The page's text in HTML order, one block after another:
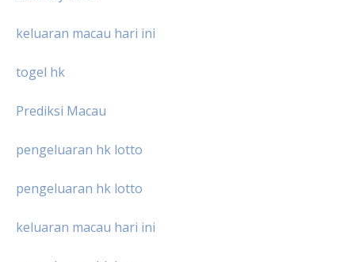
keluaran macau hari ini
togel hk
Prediksi Macau
pengeluaran hk lotto
pengeluaran hk lotto
keluaran macau hari ini